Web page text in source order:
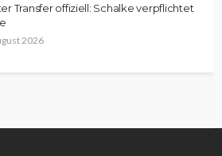
Transfer offiziell: Schalke verpflichtet
2026